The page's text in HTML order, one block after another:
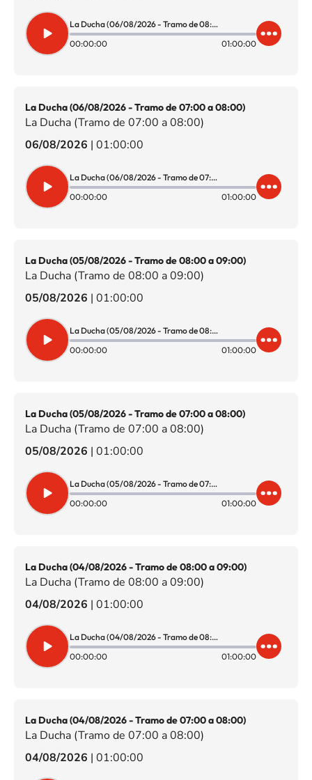
La Ducha (06/08/2026 - Tramo de 08:00 a 09:00)
00:00:00
01:00:00
La Ducha (06/08/2026 - Tramo de 07:00 a 08:00)
La Ducha (Tramo de 07:00 a 08:00)
06/08/2026 | 01:00:00
La Ducha (06/08/2026 - Tramo de 07:00 a 08:00)
00:00:00
01:00:00
La Ducha (05/08/2026 - Tramo de 08:00 a 09:00)
La Ducha (Tramo de 08:00 a 09:00)
05/08/2026 | 01:00:00
La Ducha (05/08/2026 - Tramo de 08:00 a 09:00)
00:00:00
01:00:00
La Ducha (05/08/2026 - Tramo de 07:00 a 08:00)
La Ducha (Tramo de 07:00 a 08:00)
05/08/2026 | 01:00:00
La Ducha (05/08/2026 - Tramo de 07:00 a 08:00)
00:00:00
01:00:00
La Ducha (04/08/2026 - Tramo de 08:00 a 09:00)
La Ducha (Tramo de 08:00 a 09:00)
04/08/2026 | 01:00:00
La Ducha (04/08/2026 - Tramo de 08:00 a 09:00)
00:00:00
01:00:00
La Ducha (04/08/2026 - Tramo de 07:00 a 08:00)
La Ducha (Tramo de 07:00 a 08:00)
04/08/2026 | 01:00:00